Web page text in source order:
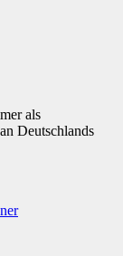
als
Deutschlands